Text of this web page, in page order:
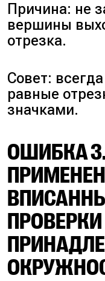
Причина: не
вершины
отрезка.
Совет:
равные
значками.
ОШИБКА
ПРОВЕРКИ